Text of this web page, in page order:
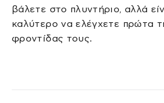
βάλετε στο πλυντήριο, αλλά
καλύτερο να ελέγχετε πρώτα
φροντίδας τους.